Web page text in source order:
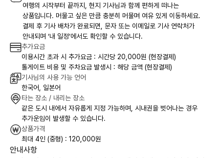
여행의 시작부터 끝까지, 현지 기사님과 함께 편하게 떠나는
상품입니다. 머물고 싶은 만큼 충분히 머물며 여유 있게 이동하세요.
결제 후 기사 배차가 완료되면, 문자 또는 이메일로 기사 연락처가
안내되며 ‘내 일정’에서도 확인할 수 있습니다.
추가요금
이용시간 초과 시 추가요금 : 시간당 20,000원 (현장결제)
톨게이트 비용 및 주차요금 발생시 : 해당 금액 (현장결제)
기사님의 사용 가능 언어
한국어, 일본어
타는 장소 / 내리는 장소
같은 도시 내에서 자유롭게 지정 가능하며, 시내권을 벗어나는 경우
추가운임이 발생할 수 있습니다.
상품가격
최대 4인 (중형) : 120,000원
안내사항